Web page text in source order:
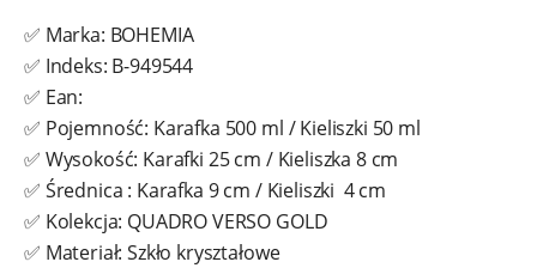
✅ Marka: BOHEMIA
✅ Indeks: B-949544
✅ Ean:
✅ Pojemność: Karafka 500 ml / Kieliszki 50 ml
✅ Wysokość: Karafki 25 cm / Kieliszka 8 cm
✅ Średnica : Karafka 9 cm / Kieliszki 4 cm
✅ Kolekcja: QUADRO VERSO GOLD
✅ Materiał: Szkło kryształowe